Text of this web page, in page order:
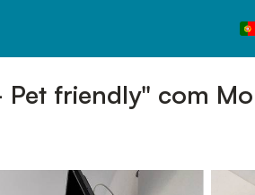
friendly" com